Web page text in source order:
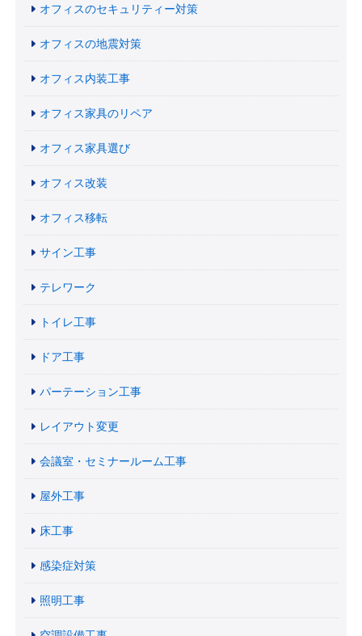
オフィスのセキュリティー対策
オフィスの地震対策
オフィス内装工事
オフィス家具のリペア
オフィス家具選び
オフィス改装
オフィス移転
サイン工事
テレワーク
トイレ工事
ドア工事
パーテーション工事
レイアウト変更
会議室・セミナールーム工事
屋外工事
床工事
感染症対策
照明工事